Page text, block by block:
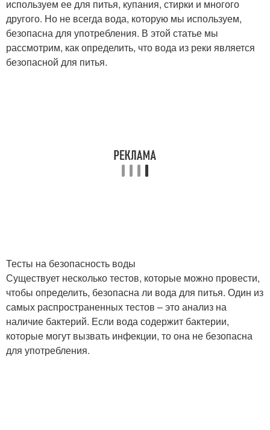
используем ее для питья, купания, стирки и многого
другого. Но не всегда вода, которую мы используем,
безопасна для употребления. В этой статье мы
рассмотрим, как определить, что вода из реки является
безопасной для питья.
Тесты на безопасность воды
Существует несколько тестов, которые можно провести,
чтобы определить, безопасна ли вода для питья. Один из
самых распространенных тестов – это анализ на
наличие бактерий. Если вода содержит бактерии,
которые могут вызвать инфекции, то она не безопасна
для употребления.